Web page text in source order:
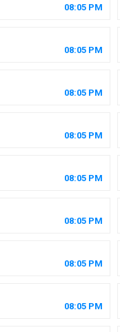
08:05PM
08:05PM
08:05PM
08:05PM
08:05PM
08:05PM
08:05PM
08:05PM